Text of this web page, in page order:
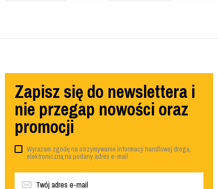
Zapisz się do newslettera i
nie przegap nowości oraz
promocji
Wyrażam zgodę na otrzymywanie informacji handlowej drogą
elektroniczną na podany adres e-mail